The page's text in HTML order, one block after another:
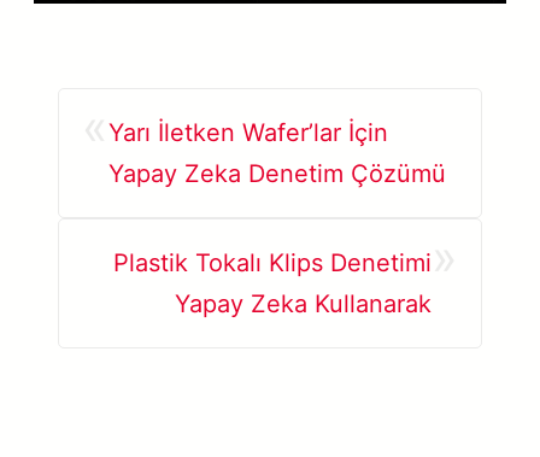
Yarı İletken Wafer’lar İçin
Yapay Zeka Denetim Çözümü
Plastik Tokalı Klips Denetimi
Yapay Zeka Kullanarak